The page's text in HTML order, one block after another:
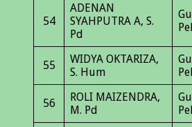
54
ADENAN
SYAHPUTRA A, S.
Pd
55
WIDYA OKTARIZA,
S. Hum
56
ROLI MAIZENDRA,
M. Pd